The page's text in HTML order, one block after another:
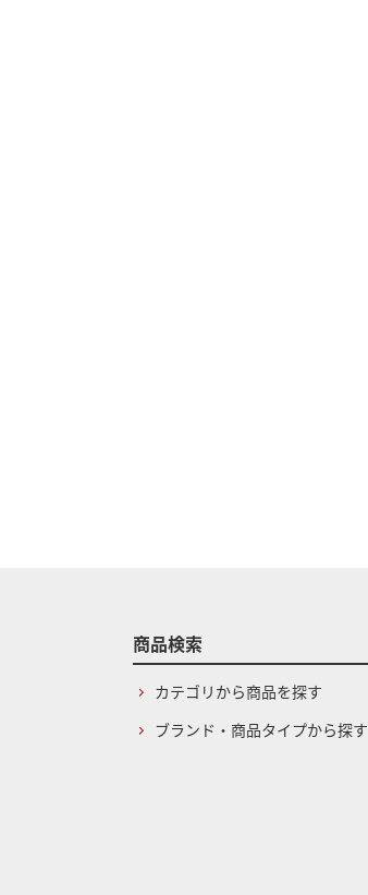
商品検索
カテゴリから商品を探す
ブランド・商品タイプから探す